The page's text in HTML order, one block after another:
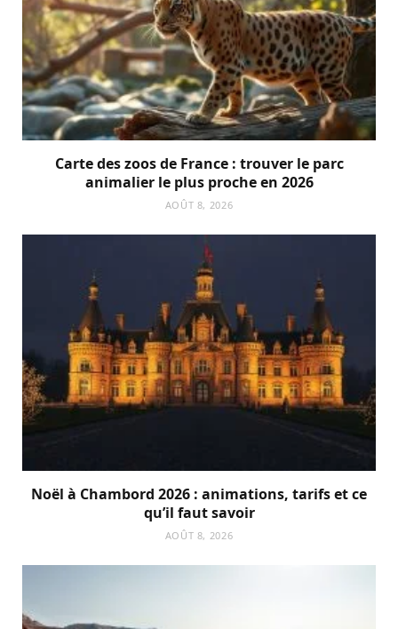
Carte des zoos de France : trouver le parc
animalier le plus proche en 2026
AOÛT 8, 2026
Noël à Chambord 2026 : animations, tarifs et ce
qu’il faut savoir
AOÛT 8, 2026